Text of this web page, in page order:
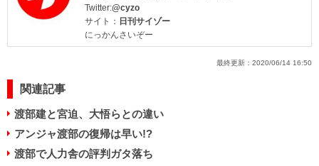
Twitter:@cyzo
サイト： 日刊サイゾー
にっかんさいぞー
最終更新： 2020/06/14 16:50
関連記事
渡部建と宮迫、大悟らとの違い
アンジャ渡部の復帰は早い!?
渡部で人力舎の評判ガタ落ち